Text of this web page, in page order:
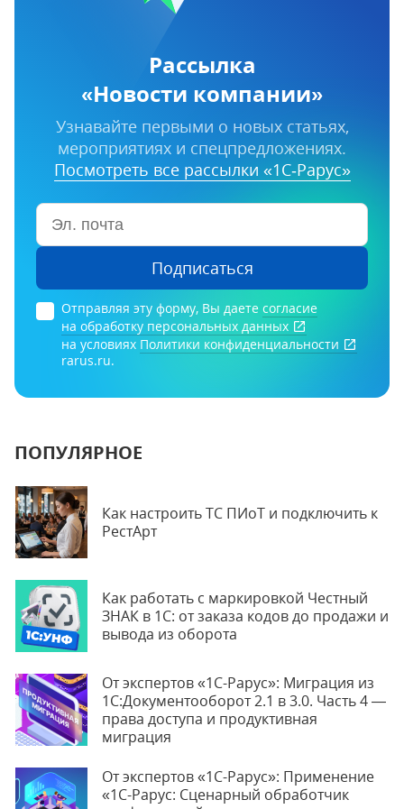
Рассылка
«Новости компании»
Узнавайте первыми о новых статьях,
мероприятиях и спецпредложениях.
Посмотреть все рассылки «1С‑Рарус»
Подписаться
Отправляя эту форму, Вы даете согласие
на обработку персональных данных
на условиях Политики конфиденциальности
rarus.ru.
ПОПУЛЯРНОЕ
Как настроить ТС ПИоТ и подключить к
РестАрт
Как работать с маркировкой Честный
ЗНАК в 1С: от заказа кодов до продажи и
вывода из оборота
От экспертов «1С-Рарус»: Миграция из
1С:Документооборот 2.1 в 3.0. Часть 4 —
права доступа и продуктивная
миграция
От экспертов «1С-Рарус»: Применение
«1С-Рарус: Сценарный обработчик